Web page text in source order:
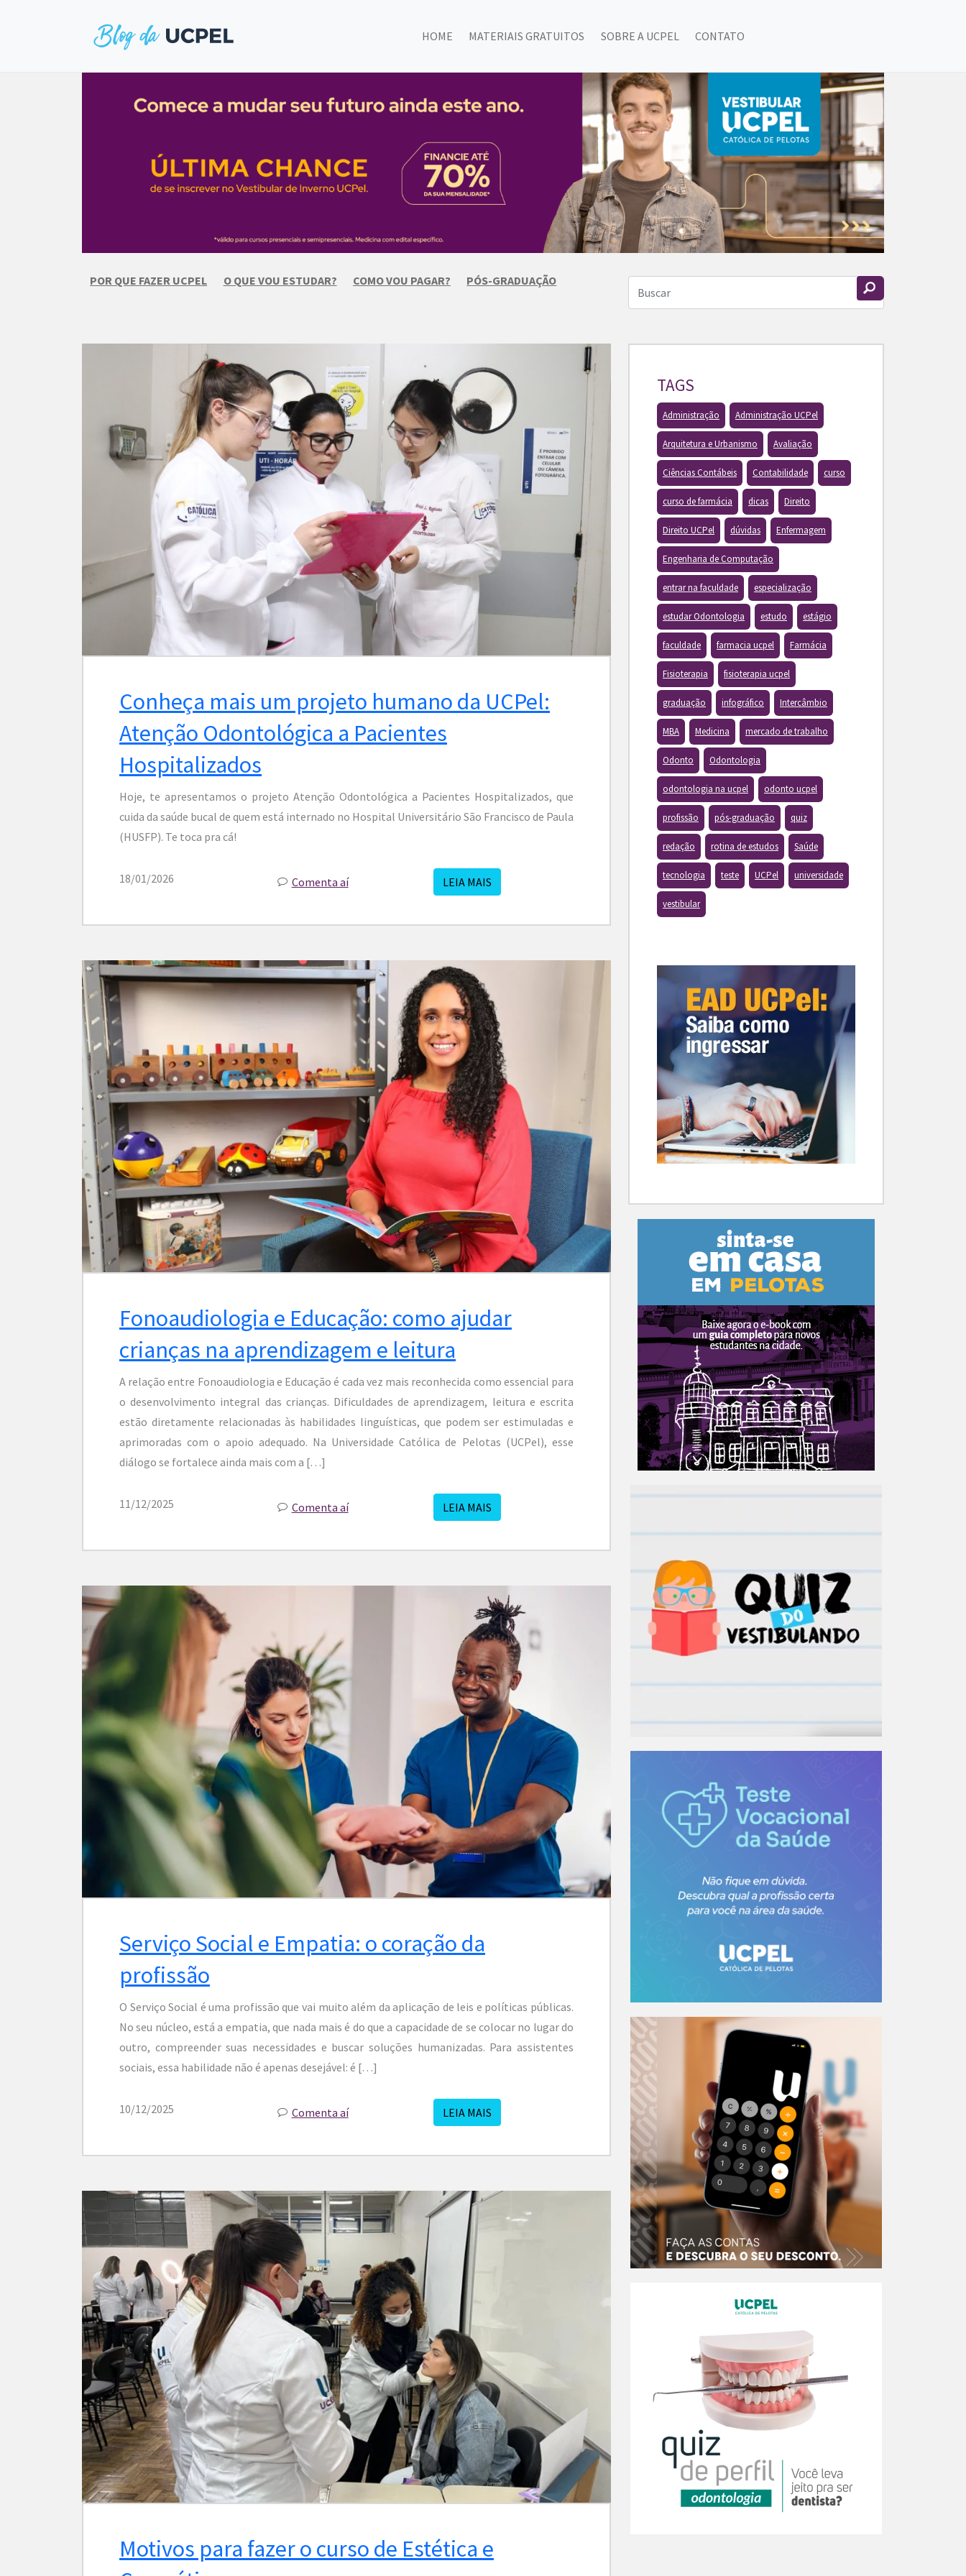
HOME MATERIAIS GRATUITOS SOBRE A UCPEL CONTATO
POR QUE FAZER UCPEL O QUE VOU ESTUDAR? COMO VOU PAGAR? PÓS-GRADUAÇÃO
Conheça mais um projeto humano da UCPel:
Atenção Odontológica a Pacientes
Hospitalizados
Hoje, te apresentamos o projeto Atenção Odontológica a Pacientes Hospitalizados, que
cuida da saúde bucal de quem está internado no Hospital Universitário São Francisco de Paula
(HUSFP). Te toca pra cá!
18/01/2026 Comenta aí LEIA MAIS
Fonoaudiologia e Educação: como ajudar
crianças na aprendizagem e leitura
A relação entre Fonoaudiologia e Educação é cada vez mais reconhecida como essencial para
o desenvolvimento integral das crianças. Dificuldades de aprendizagem, leitura e escrita
estão diretamente relacionadas às habilidades linguísticas, que podem ser estimuladas e
aprimoradas com o apoio adequado. Na Universidade Católica de Pelotas (UCPel), esse
diálogo se fortalece ainda mais com a […]
11/12/2025 Comenta aí LEIA MAIS
Serviço Social e Empatia: o coração da
profissão
O Serviço Social é uma profissão que vai muito além da aplicação de leis e políticas públicas.
No seu núcleo, está a empatia, que nada mais é do que a capacidade de se colocar no lugar do
outro, compreender suas necessidades e buscar soluções humanizadas. Para assistentes
sociais, essa habilidade não é apenas desejável: é […]
10/12/2025 Comenta aí LEIA MAIS
Motivos para fazer o curso de Estética e
TAGS
Administração Administração UCPel
Arquitetura e Urbanismo Avaliação
Ciências Contábeis Contabilidade curso
curso de farmácia dicas Direito
Direito UCPel dúvidas Enfermagem
Engenharia de Computação
entrar na faculdade especialização
estudar Odontologia estudo estágio
faculdade farmacia ucpel Farmácia
Fisioterapia fisioterapia ucpel
graduação infográfico Intercâmbio
MBA Medicina mercado de trabalho
Odonto Odontologia
odontologia na ucpel odonto ucpel
profissão pós-graduação quiz
redação rotina de estudos Saúde
tecnologia teste UCPel universidade
vestibular